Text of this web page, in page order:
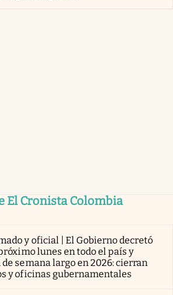
El Cronista Colombia
y oficial | El Gobierno decretó
lunes en todo el país y
semana largo en 2026: cierran
y oficinas gubernamentales